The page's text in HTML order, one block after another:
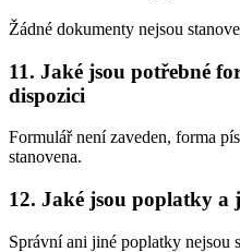
Žádné dokumenty nejsou
11. Jaké jsou potřebné
dispozici
Formulář není zaveden, forma
stanovena.
12. Jaké jsou poplatky a
Správní ani jiné poplatky nejsou